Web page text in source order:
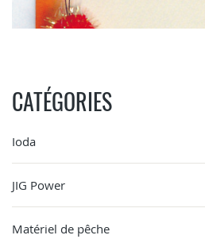
CATÉGORIES
Ioda
JIG Power
Matériel de pêche